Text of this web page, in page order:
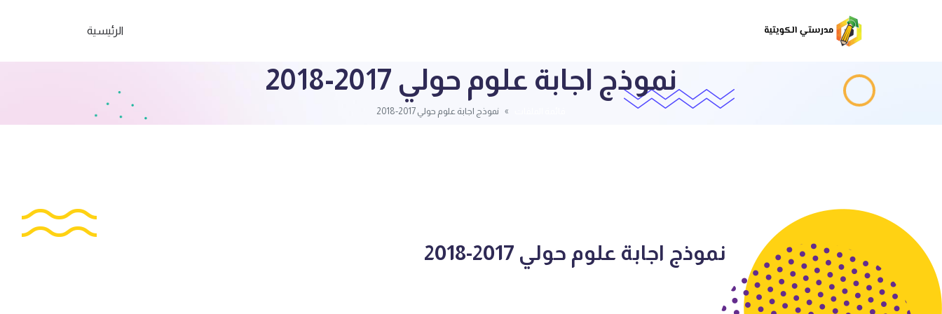
الرئيسية
نموذج اجابة علوم حولي 2017-2018
نموذج اجابة علوم حولي 2017-2018
نموذج اجابة علوم حولي 2017-2018